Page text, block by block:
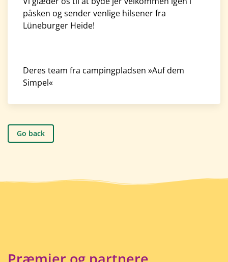
påsken og sender venlige hilsener fra
Lüneburger Heide!
Deres team fra campingpladsen »Auf dem
Simpel«
Go back